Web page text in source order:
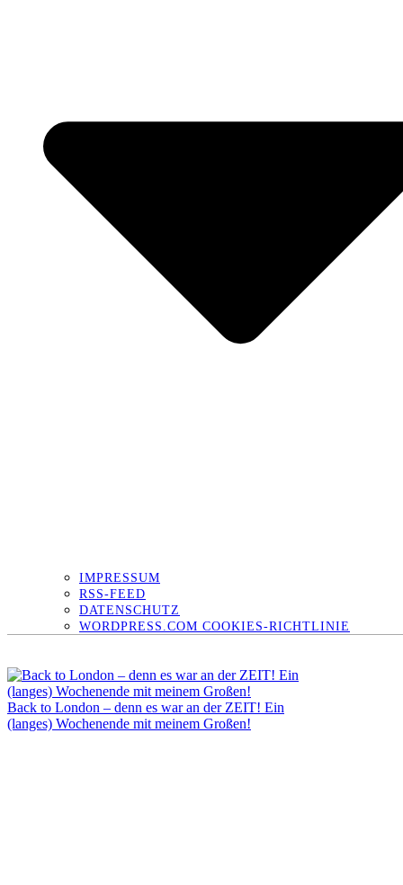
IMPRESSUM
RSS-FEED
DATENSCHUTZ
WORDPRESS.COM COOKIES-RICHTLINIE
Back to London – denn es war an der ZEIT! Ein
(langes) Wochenende mit meinem Großen!